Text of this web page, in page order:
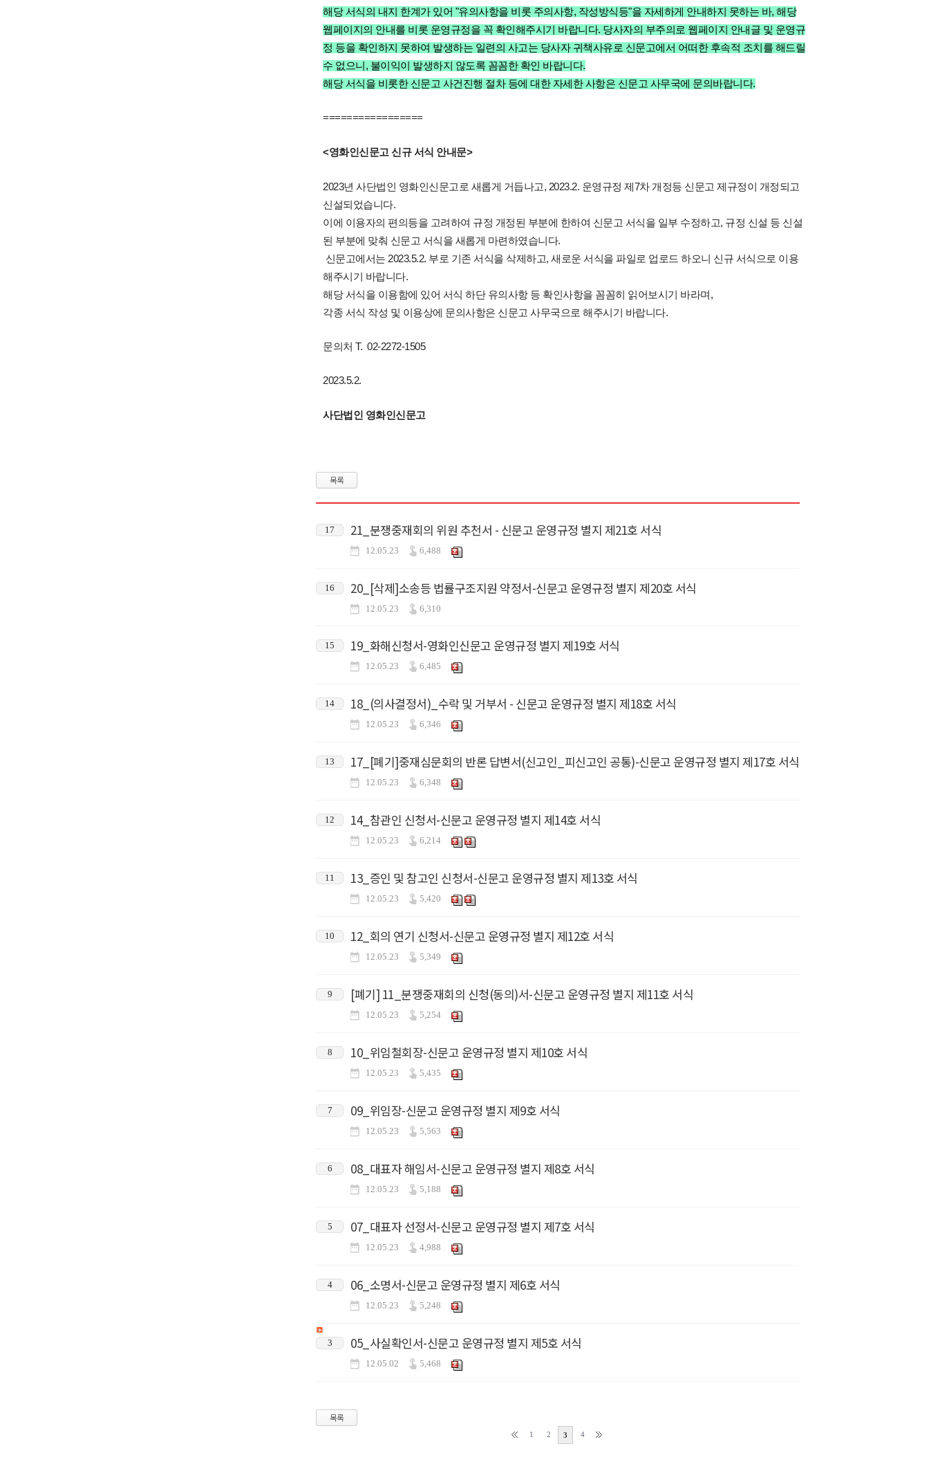
해당 서식의 내지 한계가 있어 "유의사항을 비롯 주의사항, 작성방식등"을 자세하게 안내하지 못하는 바, 해당
웹페이지의 안내를 비롯 운영규정을 꼭 확인해주시기 바랍니다. 당사자의 부주의로 웹페이지 안내글 및 운영규
정 등을 확인하지 못하여 발생하는 일련의 사고는 당사자 귀책사유로 신문고에서 어떠한 후속적 조치를 해드릴
수 없으니, 불이익이 발생하지 않도록 꼼꼼한 확인 바랍니다.
해당 서식을 비롯한 신문고 사건진행 절차 등에 대한 자세한 사항은 신문고 사무국에 문의바랍니다.
=================
<영화인신문고 신규 서식 안내문>
2023년 사단법인 영화인신문고로 새롭게 거듭나고, 2023.2. 운영규정 제7차 개정등 신문고 제규정이 개정되고
신설되었습니다.
이에 이용자의 편의등을 고려하여 규정 개정된 부분에 한하여 신문고 서식을 일부 수정하고, 규정 신설 등 신설
된 부분에 맞춰 신문고 서식을 새롭게 마련하였습니다.
신문고에서는 2023.5.2. 부로 기존 서식을 삭제하고, 새로운 서식을 파일로 업로드 하오니 신규 서식으로 이용
해주시기 바랍니다.
해당 서식을 이용함에 있어 서식 하단 유의사항 등 확인사항을 꼼꼼히 읽어보시기 바라며,
각종 서식 작성 및 이용상에 문의사항은 신문고 사무국으로 해주시기 바랍니다.
문의처 T. 02-2272-1505
2023.5.2.
사단법인 영화인신문고
목록
17 21_분쟁중재회의 위원 추천서 - 신문고 운영규정 별지 제21호 서식
12.05.23 6,488
16 20_[삭제]소송등 법률구조지원 약정서-신문고 운영규정 별지 제20호 서식
12.05.23 6,310
15 19_화해신청서-영화인신문고 운영규정 별지 제19호 서식
12.05.23 6,485
14 18_(의사결정서)_수락 및 거부서 - 신문고 운영규정 별지 제18호 서식
12.05.23 6,346
13 17_[폐기]중재심문회의 반론 답변서(신고인_피신고인 공통)-신문고 운영규정 별지 제17호 서식
12.05.23 6,348
12 14_참관인 신청서-신문고 운영규정 별지 제14호 서식
12.05.23 6,214
11 13_증인 및 참고인 신청서-신문고 운영규정 별지 제13호 서식
12.05.23 5,420
10 12_회의 연기 신청서-신문고 운영규정 별지 제12호 서식
12.05.23 5,349
9 [폐기] 11_분쟁중재회의 신청(동의)서-신문고 운영규정 별지 제11호 서식
12.05.23 5,254
8 10_위임철회장-신문고 운영규정 별지 제10호 서식
12.05.23 5,435
7 09_위임장-신문고 운영규정 별지 제9호 서식
12.05.23 5,563
6 08_대표자 해임서-신문고 운영규정 별지 제8호 서식
12.05.23 5,188
5 07_대표자 선정서-신문고 운영규정 별지 제7호 서식
12.05.23 4,988
4 06_소명서-신문고 운영규정 별지 제6호 서식
12.05.23 5,248
3 05_사실확인서-신문고 운영규정 별지 제5호 서식
12.05.02 5,468
목록
1 2 3 4